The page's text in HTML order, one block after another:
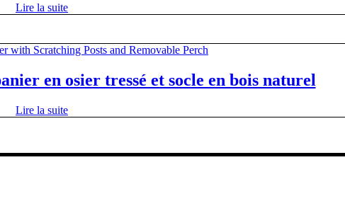
Lire la suite
en osier tressé et socle en bois naturel
Lire la suite